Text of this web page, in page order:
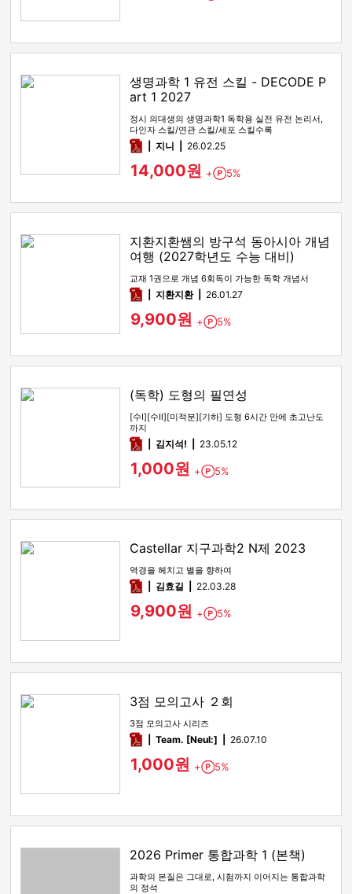
생명과학 1 유전 스킬 - DECODE P
art 1 2027
정시 의대생의 생명과학1 독학용 실전 유전 논리서,
다인자 스킬/연관 스킬/세포 스킬수록
pdf지니 26.02.25
14,000원 + Point
5%
지환지환쌤의 방구석 동아시아 개념
여행 (2027학년도 수능 대비)
교재 1권으로 개념 6회독이 가능한 독학 개념서
pdf지환지환 26.01.27
9,900원 + Point
5%
(독학) 도형의 필연성
[수Ⅰ][수Ⅱ][미적분][기하] 도형 6시간 안에 초고난도
까지
pdf김지석! 23.05.12
1,000원 + Point
5%
Castellar 지구과학2 N제 2023
역경을 헤치고 별을 향하여
pdf김효길 22.03.28
9,900원 + Point
5%
3점 모의고사 ２회
3점 모의고사 시리즈
pdfTeam. [Neul:] 26.07.10
1,000원 + Point
5%
2026 Primer 통합과학 1 (본책)
과학의 본질은 그대로, 시험까지 이어지는 통합과학
의 정석